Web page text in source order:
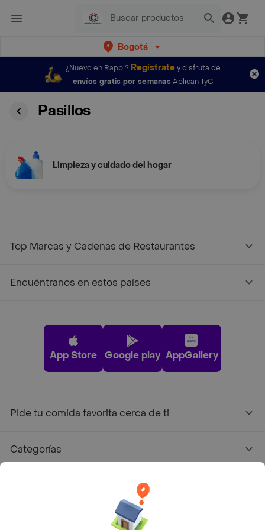
Bogotá
¿Nuevo en Rappi? Regístratey disfruta de
envíos gratis por semanas Aplican TyC
Pasillos
Limpieza y cuidado del hogar
Top Marcas y Cadenas de Restaurantes
Encuéntranos en estos países
App Store Google play AppGallery
Pide tu comida favorita cerca de ti
Categorías